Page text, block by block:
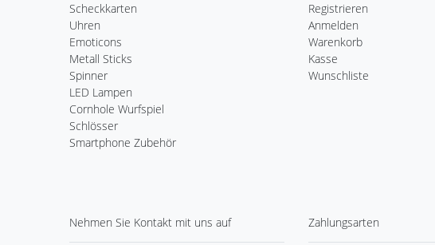
Scheckkarten
Uhren
Emoticons
Metall Sticks
Spinner
LED Lampen
Cornhole Wurfspiel
Schlösser
Smartphone Zubehör
Registrieren
Anmelden
Warenkorb
Kasse
Wunschliste
Nehmen Sie Kontakt mit uns auf Zahlungsarten